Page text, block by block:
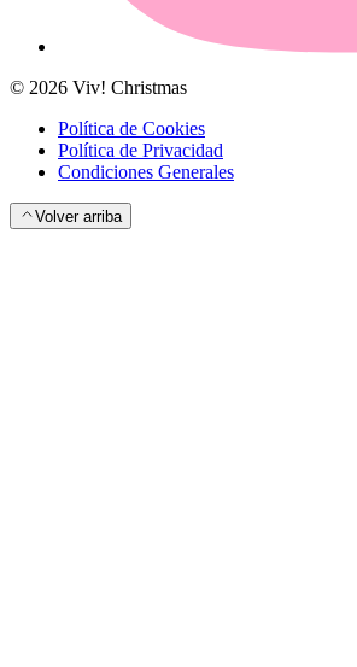
© 2026 Viv! Christmas
Política de Cookies
Política de Privacidad
Condiciones Generales
Volver arriba